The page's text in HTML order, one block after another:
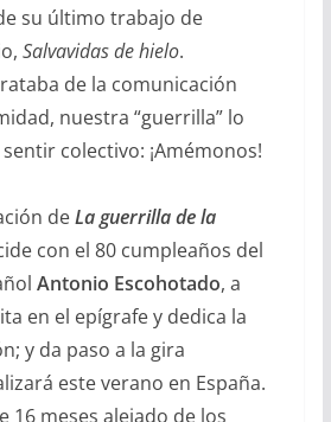
su último trabajo de
Salvavidas de hielo.
de la comunicación
nuestra “guerrilla” lo
colectivo: ¡Amémonos!
deLa guerrilla de la
con el 80 cumpleaños del
Antonio Escohotado, a
en el epígrafe y dedica la
y da paso a la gira
este verano en España.
16 meses alejado de los